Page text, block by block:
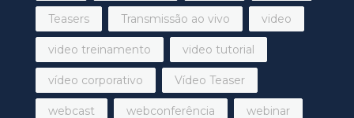
Teasers Transmissão ao vivo video
video treinamento video tutorial
vídeo corporativo Vídeo Teaser
webcast webconferência webinar